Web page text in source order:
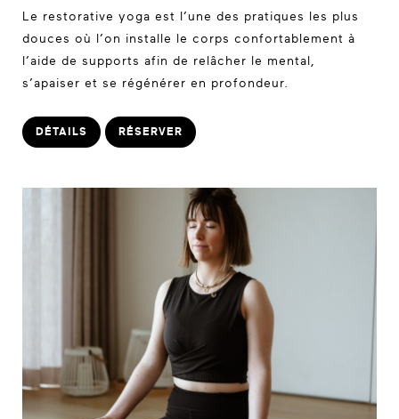
Le restorative yoga est l’une des pratiques les plus
douces où l’on installe le corps confortablement à
l’aide de supports afin de relâcher le mental,
s’apaiser et se régénérer en profondeur.
DÉTAILS RÉSERVER